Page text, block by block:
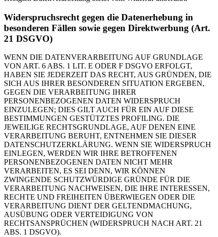
Widerspruchsrecht gegen die Datenerhebung in
besonderen Fällen sowie gegen Direktwerbung (Art.
21 DSGVO)
WENN DIE DATENVERARBEITUNG AUF GRUNDLAGE
VON ART. 6 ABS. 1 LIT. E ODER F DSGVO ERFOLGT,
HABEN SIE JEDERZEIT DAS RECHT, AUS GRÜNDEN, DIE
SICH AUS IHRER BESONDEREN SITUATION ERGEBEN,
GEGEN DIE VERARBEITUNG IHRER
PERSONENBEZOGENEN DATEN WIDERSPRUCH
EINZULEGEN; DIES GILT AUCH FÜR EIN AUF DIESE
BESTIMMUNGEN GESTÜTZTES PROFILING. DIE
JEWEILIGE RECHTSGRUNDLAGE, AUF DENEN EINE
VERARBEITUNG BERUHT, ENTNEHMEN SIE DIESER
DATENSCHUTZERKLÄRUNG. WENN SIE WIDERSPRUCH
EINLEGEN, WERDEN WIR IHRE BETROFFENEN
PERSONENBEZOGENEN DATEN NICHT MEHR
VERARBEITEN, ES SEI DENN, WIR KÖNNEN
ZWINGENDE SCHUTZWÜRDIGE GRÜNDE FÜR DIE
VERARBEITUNG NACHWEISEN, DIE IHRE INTERESSEN,
RECHTE UND FREIHEITEN ÜBERWIEGEN ODER DIE
VERARBEITUNG DIENT DER GELTENDMACHUNG,
AUSÜBUNG ODER VERTEIDIGUNG VON
RECHTSANSPRÜCHEN (WIDERSPRUCH NACH ART. 21
ABS. 1 DSGVO).